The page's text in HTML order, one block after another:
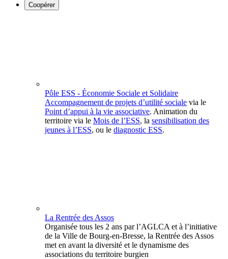
Coopérer
Pôle ESS - Économie Sociale et Solidaire
Accompagnement de projets d’utilité sociale via le
Point d’appui à la vie associative. Animation du
territoire via le Mois de l’ESS, la sensibilisation des
jeunes à l’ESS, ou le diagnostic ESS.
La Rentrée des Assos
Organisée tous les 2 ans par l’AGLCA et à l’initiative
de la Ville de Bourg-en-Bresse, la Rentrée des Assos
met en avant la diversité et le dynamisme des
associations du territoire burgien